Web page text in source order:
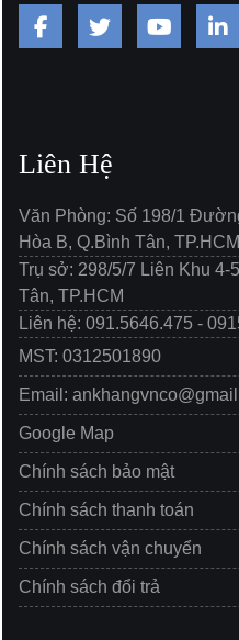
Liên Hệ
Văn Phòng: Số 198/1
Hòa B, Q.Bình Tân, TP.HCM
Trụ sở: 298/5/7 Liên Khu
Tân, TP.HCM
Liên hệ: 091.5646.475 -
MST: 0312501890
Email:
Google Map
Chính sách bảo mật
Chính sách thanh toán
Chính sách vận chuyển
Chính sách đổi trả